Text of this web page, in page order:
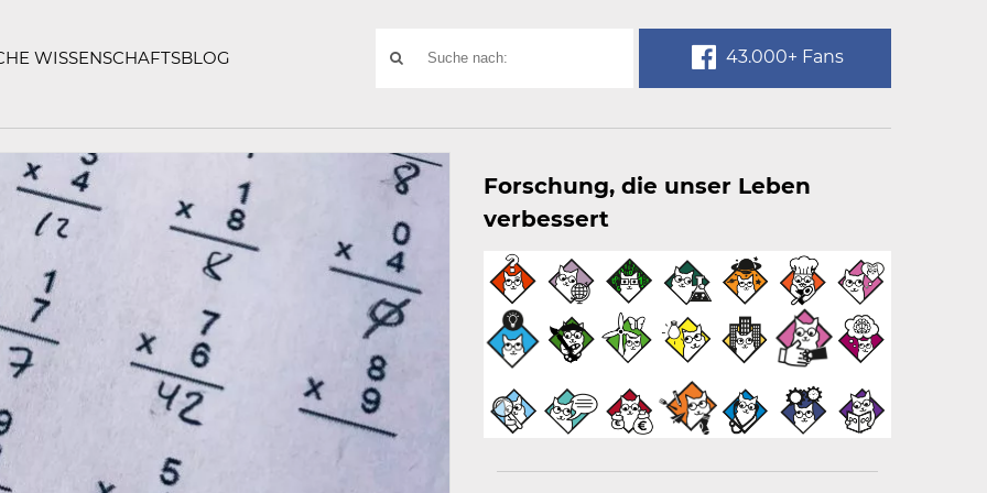
WISSENSCHAFTSBLOG
SUCHE
43.000+ Fans
Forschung, die unser Leben
verbessert